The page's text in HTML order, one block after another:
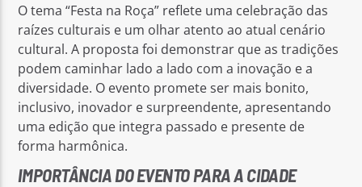
O tema “Festa na Roça” reflete uma celebração das
raízes culturais e um olhar atento ao atual cenário
cultural. A proposta foi demonstrar que as tradições
podem caminhar lado a lado com a inovação e a
diversidade. O evento promete ser mais bonito,
inclusivo, inovador e surpreendente, apresentando
uma edição que integra passado e presente de
forma harmônica.
IMPORTÂNCIA DO EVENTO PARA A CIDADE